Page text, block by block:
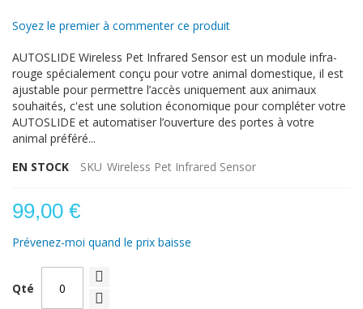
gallery
Soyez le premier à commenter ce produit
AUTOSLIDE Wireless Pet Infrared Sensor est un module infra-
rouge spécialement conçu pour votre animal domestique, il est
ajustable pour permettre l’accès uniquement aux animaux
souhaités, c'est une solution économique pour compléter votre
AUTOSLIDE et automatiser l’ouverture des portes à votre
animal préféré...
EN STOCK
SKU Wireless Pet Infrared Sensor
99,00 €
Prévenez-moi quand le prix baisse
Qté